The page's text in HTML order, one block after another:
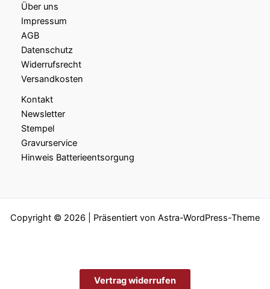
Über uns
Impressum
AGB
Datenschutz
Widerrufsrecht
Versandkosten
Kontakt
Newsletter
Stempel
Gravurservice
Hinweis Batterieentsorgung
Copyright © 2026 | Präsentiert von Astra-WordPress-Theme
Vertrag widerrufen